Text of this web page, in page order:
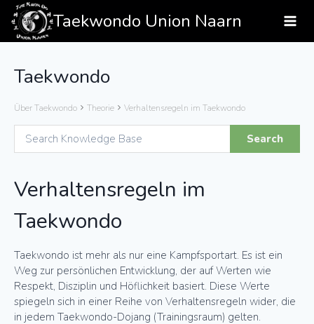
Zum
Inhalt
Taekwondo Union Naarn
Taekwondo
Über Taekwondo Theorie Verhaltensregeln im Taekwondo
Verhaltensregeln im
Taekwondo
Taekwondo ist mehr als nur eine Kampfsportart. Es ist ein
Weg zur persönlichen Entwicklung, der auf Werten wie
Respekt, Disziplin und Höflichkeit basiert. Diese Werte
spiegeln sich in einer Reihe von Verhaltensregeln wider, die
in jedem Taekwondo-Dojang (Trainingsraum) gelten.